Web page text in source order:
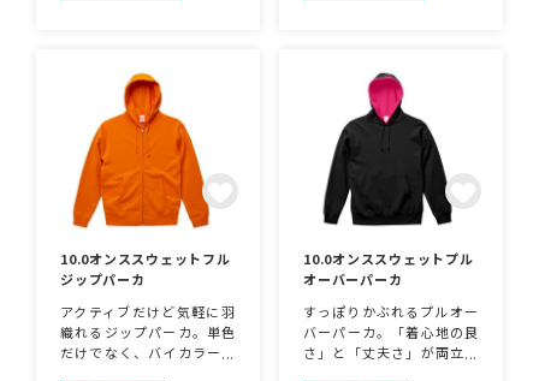
10.0オンススウェットフル
ジップパーカ
アクティブだけど気軽に羽
織れるジップパーカ。単色
だけでなく、バイカラーも
10.0オンススウェットプル
オーバーパーカ
すっぽりかぶれるプルオー
バーパーカ。「着心地の良
さ」と「丈夫さ」が両立し